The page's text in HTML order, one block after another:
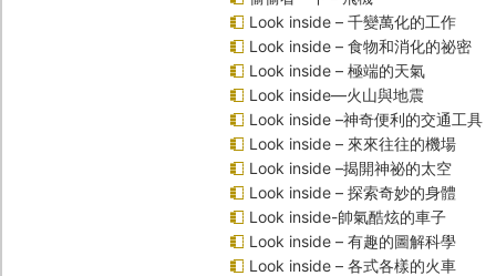
Look inside – 千變萬化的工作
Look inside – 食物和消化的祕密
Look inside – 極端的天氣
Look inside—火山與地震
Look inside –神奇便利的交通工具
Look inside – 來來往往的機場
Look inside –揭開神祕的太空
Look inside – 探索奇妙的身體
Look inside-帥氣酷炫的車子
Look inside – 有趣的圖解科學
Look inside – 各式各樣的火車